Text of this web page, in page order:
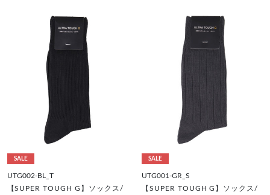
SALE
UTG002-BL_T
【SUPER TOUGH G】ソックス/
SALE
UTG001-GR_S
【SUPER TOUGH G】ソックス/